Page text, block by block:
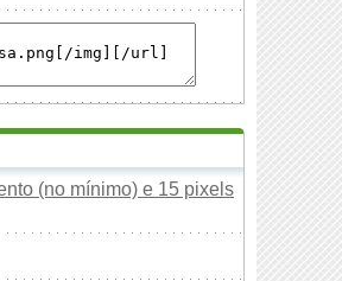
(no mínimo) e 15 pixels